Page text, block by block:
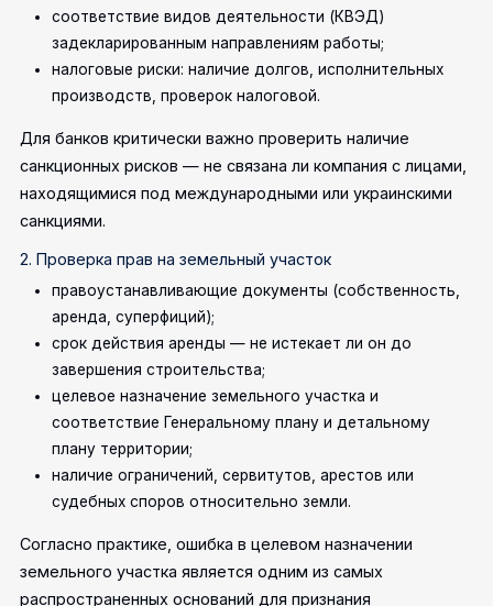
соответствие видов деятельности (КВЭД)
задекларированным направлениям работы;
налоговые риски: наличие долгов, исполнительных
производств, проверок налоговой.
Для банков критически важно проверить наличие
санкционных рисков — не связана ли компания с лицами,
находящимися под международными или украинскими
санкциями.
2. Проверка прав на земельный участок
правоустанавливающие документы (собственность,
аренда, суперфиций);
срок действия аренды — не истекает ли он до
завершения строительства;
целевое назначение земельного участка и
соответствие Генеральному плану и детальному
плану территории;
наличие ограничений, сервитутов, арестов или
судебных споров относительно земли.
Согласно практике, ошибка в целевом назначении
земельного участка является одним из самых
распространенных оснований для признания